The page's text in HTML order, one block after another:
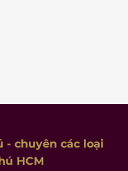
- chuyên các loại
HCM